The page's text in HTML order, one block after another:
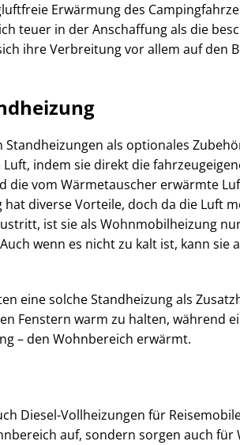
Erwärmung des
teuer in der Anschaffung als die
ihre Verbreitung vor allem auf den
als optionales
indem sie direkt die
die vom Wärmetauscher erwärmte
hat diverse Vorteile, doch da die Luft
ist sie als Wohnmobilheizung
wenn es nicht zu kalt ist, kann sie
eine solche Standheizung als
Fenstern warm zu halten, während
– den Wohnbereich erwärmt.
Diesel-Vollheizungen für
auf, sondern sorgen auch für